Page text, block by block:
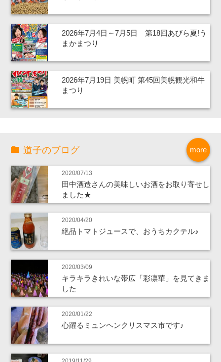
2026年7月4日～7月5日 第18回あびら夏!う
まかまつり
2026年7月19日 美幌町 第45回美幌観光和牛
まつり
more
道子のブログ
2020/07/13
田中酒造さんの美味しいお酒をお取り寄せし
ました★
2020/04/20
絶品トマトジュースで、おうちカクテル♪
2020/03/09
キラキラきれいな帯広「彩凛華」を見てきま
した
2020/01/22
心躍るミュンヘンクリスマス市です♪